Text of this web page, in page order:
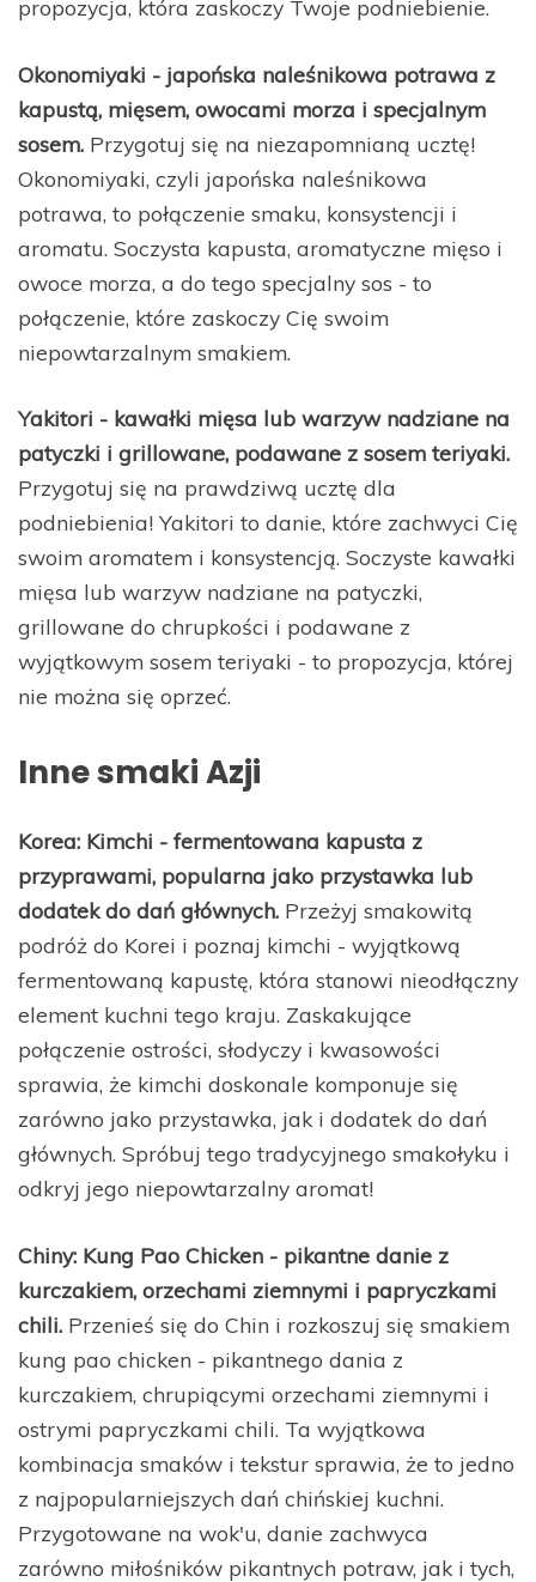
propozycja, która zaskoczy Twoje podniebienie.
Okonomiyaki - japońska naleśnikowa potrawa z
kapustą, mięsem, owocami morza i specjalnym
sosem. Przygotuj się na niezapomnianą ucztę!
Okonomiyaki, czyli japońska naleśnikowa
potrawa, to połączenie smaku, konsystencji i
aromatu. Soczysta kapusta, aromatyczne mięso i
owoce morza, a do tego specjalny sos - to
połączenie, które zaskoczy Cię swoim
niepowtarzalnym smakiem.
Yakitori - kawałki mięsa lub warzyw nadziane na
patyczki i grillowane, podawane z sosem teriyaki.
Przygotuj się na prawdziwą ucztę dla
podniebienia! Yakitori to danie, które zachwyci Cię
swoim aromatem i konsystencją. Soczyste kawałki
mięsa lub warzyw nadziane na patyczki,
grillowane do chrupkości i podawane z
wyjątkowym sosem teriyaki - to propozycja, której
nie można się oprzeć.
Inne smaki Azji
Korea: Kimchi - fermentowana kapusta z
przyprawami, popularna jako przystawka lub
dodatek do dań głównych. Przeżyj smakowitą
podróż do Korei i poznaj kimchi - wyjątkową
fermentowaną kapustę, która stanowi nieodłączny
element kuchni tego kraju. Zaskakujące
połączenie ostrości, słodyczy i kwasowości
sprawia, że kimchi doskonale komponuje się
zarówno jako przystawka, jak i dodatek do dań
głównych. Spróbuj tego tradycyjnego smakołyku i
odkryj jego niepowtarzalny aromat!
Chiny: Kung Pao Chicken - pikantne danie z
kurczakiem, orzechami ziemnymi i papryczkami
chili. Przenieś się do Chin i rozkoszuj się smakiem
kung pao chicken - pikantnego dania z
kurczakiem, chrupiącymi orzechami ziemnymi i
ostrymi papryczkami chili. Ta wyjątkowa
kombinacja smaków i tekstur sprawia, że to jedno
z najpopularniejszych dań chińskiej kuchni.
Przygotowane na wok'u, danie zachwyca
zarówno miłośników pikantnych potraw, jak i tych,